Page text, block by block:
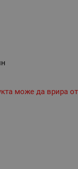
може да врира